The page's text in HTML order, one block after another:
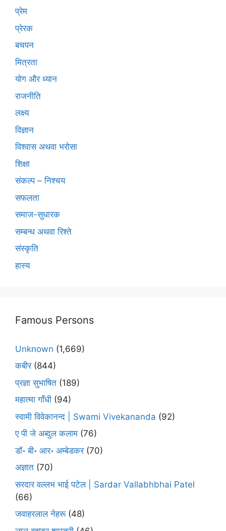
प्रेम
प्रेरक
बचपन
मित्रता
योग और ध्यान
राजनीति
लक्ष्य
विज्ञान
विश्वास अथवा भरोसा
शिक्षा
संकल्प – निश्चय
सफलता
समाज-सुधारक
सम्बन्ध अथवा रिश्ते
संस्कृति
हास्य
Famous Persons
Unknown (1,669)
कबीर(844)
प्रज्ञा सुभाषित (189)
महात्मा गाँधी (94)
स्वामी विवेकानन्द | Swami Vivekananda (92)
ए पी जे अब्दुल कलाम (76)
डॉ॰ बी॰ आर॰ अम्बेडकर(70)
अज्ञात (70)
सरदार वल्लभ भाई पटेल | Sardar Vallabhbhai Patel
(66)
जवाहरलाल नेहरू(48)